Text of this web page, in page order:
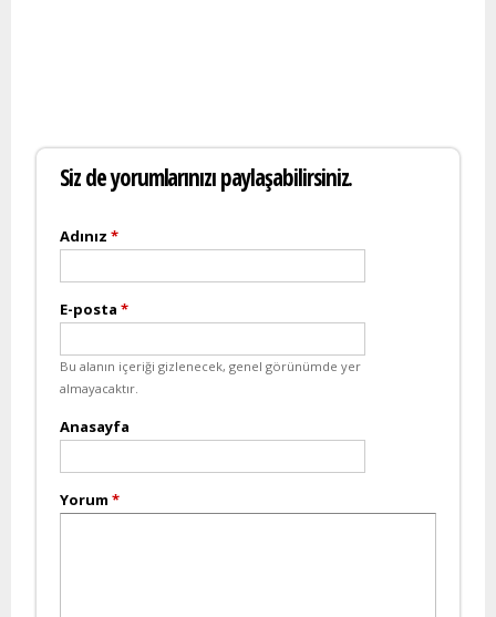
Siz de yorumlarınızı paylaşabilirsiniz.
Adınız *
E-posta *
Bu alanın içeriği gizlenecek, genel görünümde yer
almayacaktır.
Anasayfa
Yorum *